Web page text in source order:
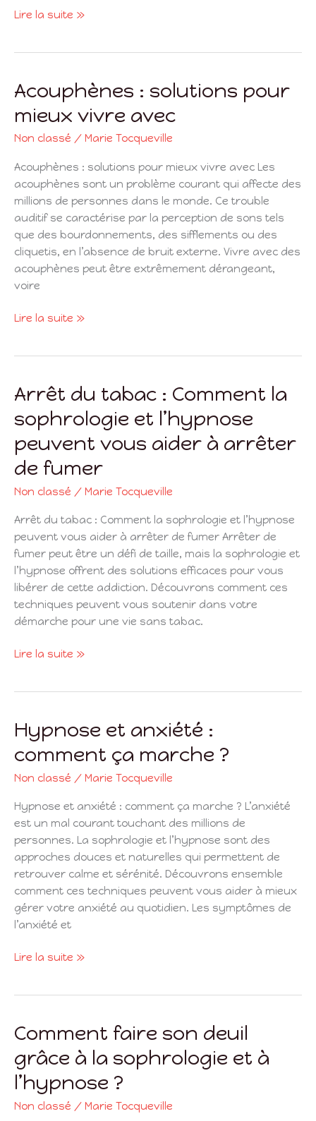
Lire la suite »
Acouphènes : solutions pour
mieux vivre avec
Non classé / Marie Tocqueville
Acouphènes : solutions pour mieux vivre avec Les
acouphènes sont un problème courant qui affecte des
millions de personnes dans le monde. Ce trouble
auditif se caractérise par la perception de sons tels
que des bourdonnements, des sifflements ou des
cliquetis, en l’absence de bruit externe. Vivre avec des
acouphènes peut être extrêmement dérangeant,
voire
Acouphènes
solutions
pour
vivre
avec
Lire la suite »
Arrêt du tabac : Comment la
sophrologie et l’hypnose
peuvent vous aider à arrêter
de fumer
Non classé / Marie Tocqueville
Arrêt du tabac : Comment la sophrologie et l’hypnose
peuvent vous aider à arrêter de fumer Arrêter de
fumer peut être un défi de taille, mais la sophrologie et
l’hypnose offrent des solutions efficaces pour vous
libérer de cette addiction. Découvrons comment ces
techniques peuvent vous soutenir dans votre
démarche pour une vie sans tabac.
Arrêt
tabac
:
Comment
la
sophrologie
l’hypnose
peuvent
vous
aider
à
arrêter
de
Lire la suite »
Hypnose et anxiété :
comment ça marche ?
Non classé / Marie Tocqueville
Hypnose et anxiété : comment ça marche ? L’anxiété
est un mal courant touchant des millions de
personnes. La sophrologie et l’hypnose sont des
approches douces et naturelles qui permettent de
retrouver calme et sérénité. Découvrons ensemble
comment ces techniques peuvent vous aider à mieux
gérer votre anxiété au quotidien. Les symptômes de
l’anxiété et
Hypnose
anxiété
:
ça
marche
?
Lire la suite »
Comment faire son deuil
grâce à la sophrologie et à
l’hypnose ?
Non classé / Marie Tocqueville
Comment
son
deuil
grâce
à